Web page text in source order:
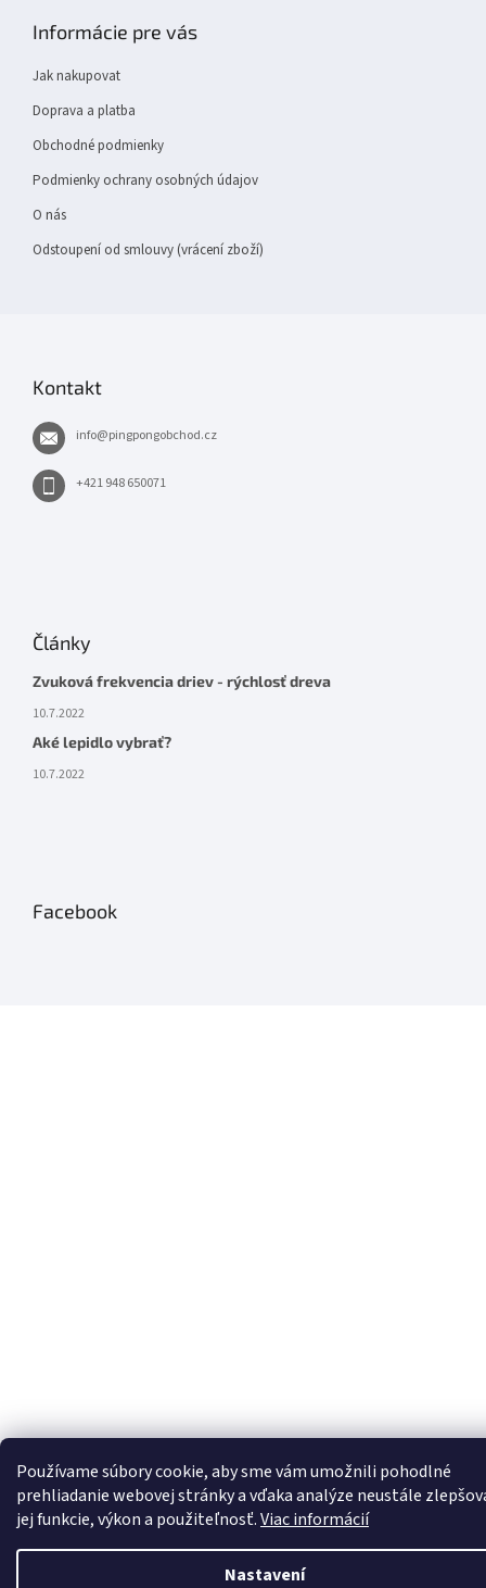
Používame súbory cookie, aby sme vám umožnili pohodlné
prehliadanie webovej stránky a vďaka analýze neustále
jej funkcie, výkon a použiteľnosť.Viac informácií
Nastavení
Informácie pre vás
Jak nakupovat
Doprava a platba
Obchodné podmienky
Podmienky ochrany osobných údajov
O nás
Odstoupení od smlouvy (vrácení zboží)
Kontakt
info@pingpongobchod.cz
+421 948 650071
Články
Zvuková frekvencia driev - rýchlosť dreva
10.7.2022
Aké lepidlo vybrať?
10.7.2022
Facebook